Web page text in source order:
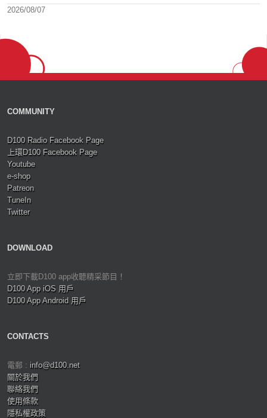
2026/08/07
COMMUNITY
D100 Radio Facebook Page
上環D100 Facebook Page
Youtube
e-shop
Patreon
TuneIn
Twitter
DOWNLOAD
立即下載D100 app收聽精采節目！
D100 App iOS 用戶
D100 App Android 用戶
CONTACTS
電郵 : info@d100.net
關於我們
聯絡我們
使用條款
隱私權政策